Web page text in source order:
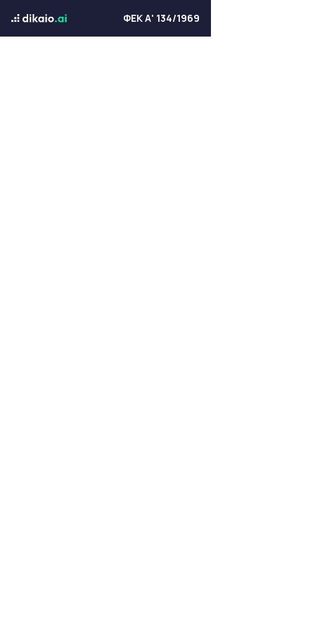
ΦΕΚ Α' 134/1969